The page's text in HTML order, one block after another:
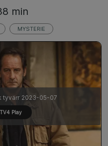
tyvärr 2023-05-07
Play
min
MYSTERIE